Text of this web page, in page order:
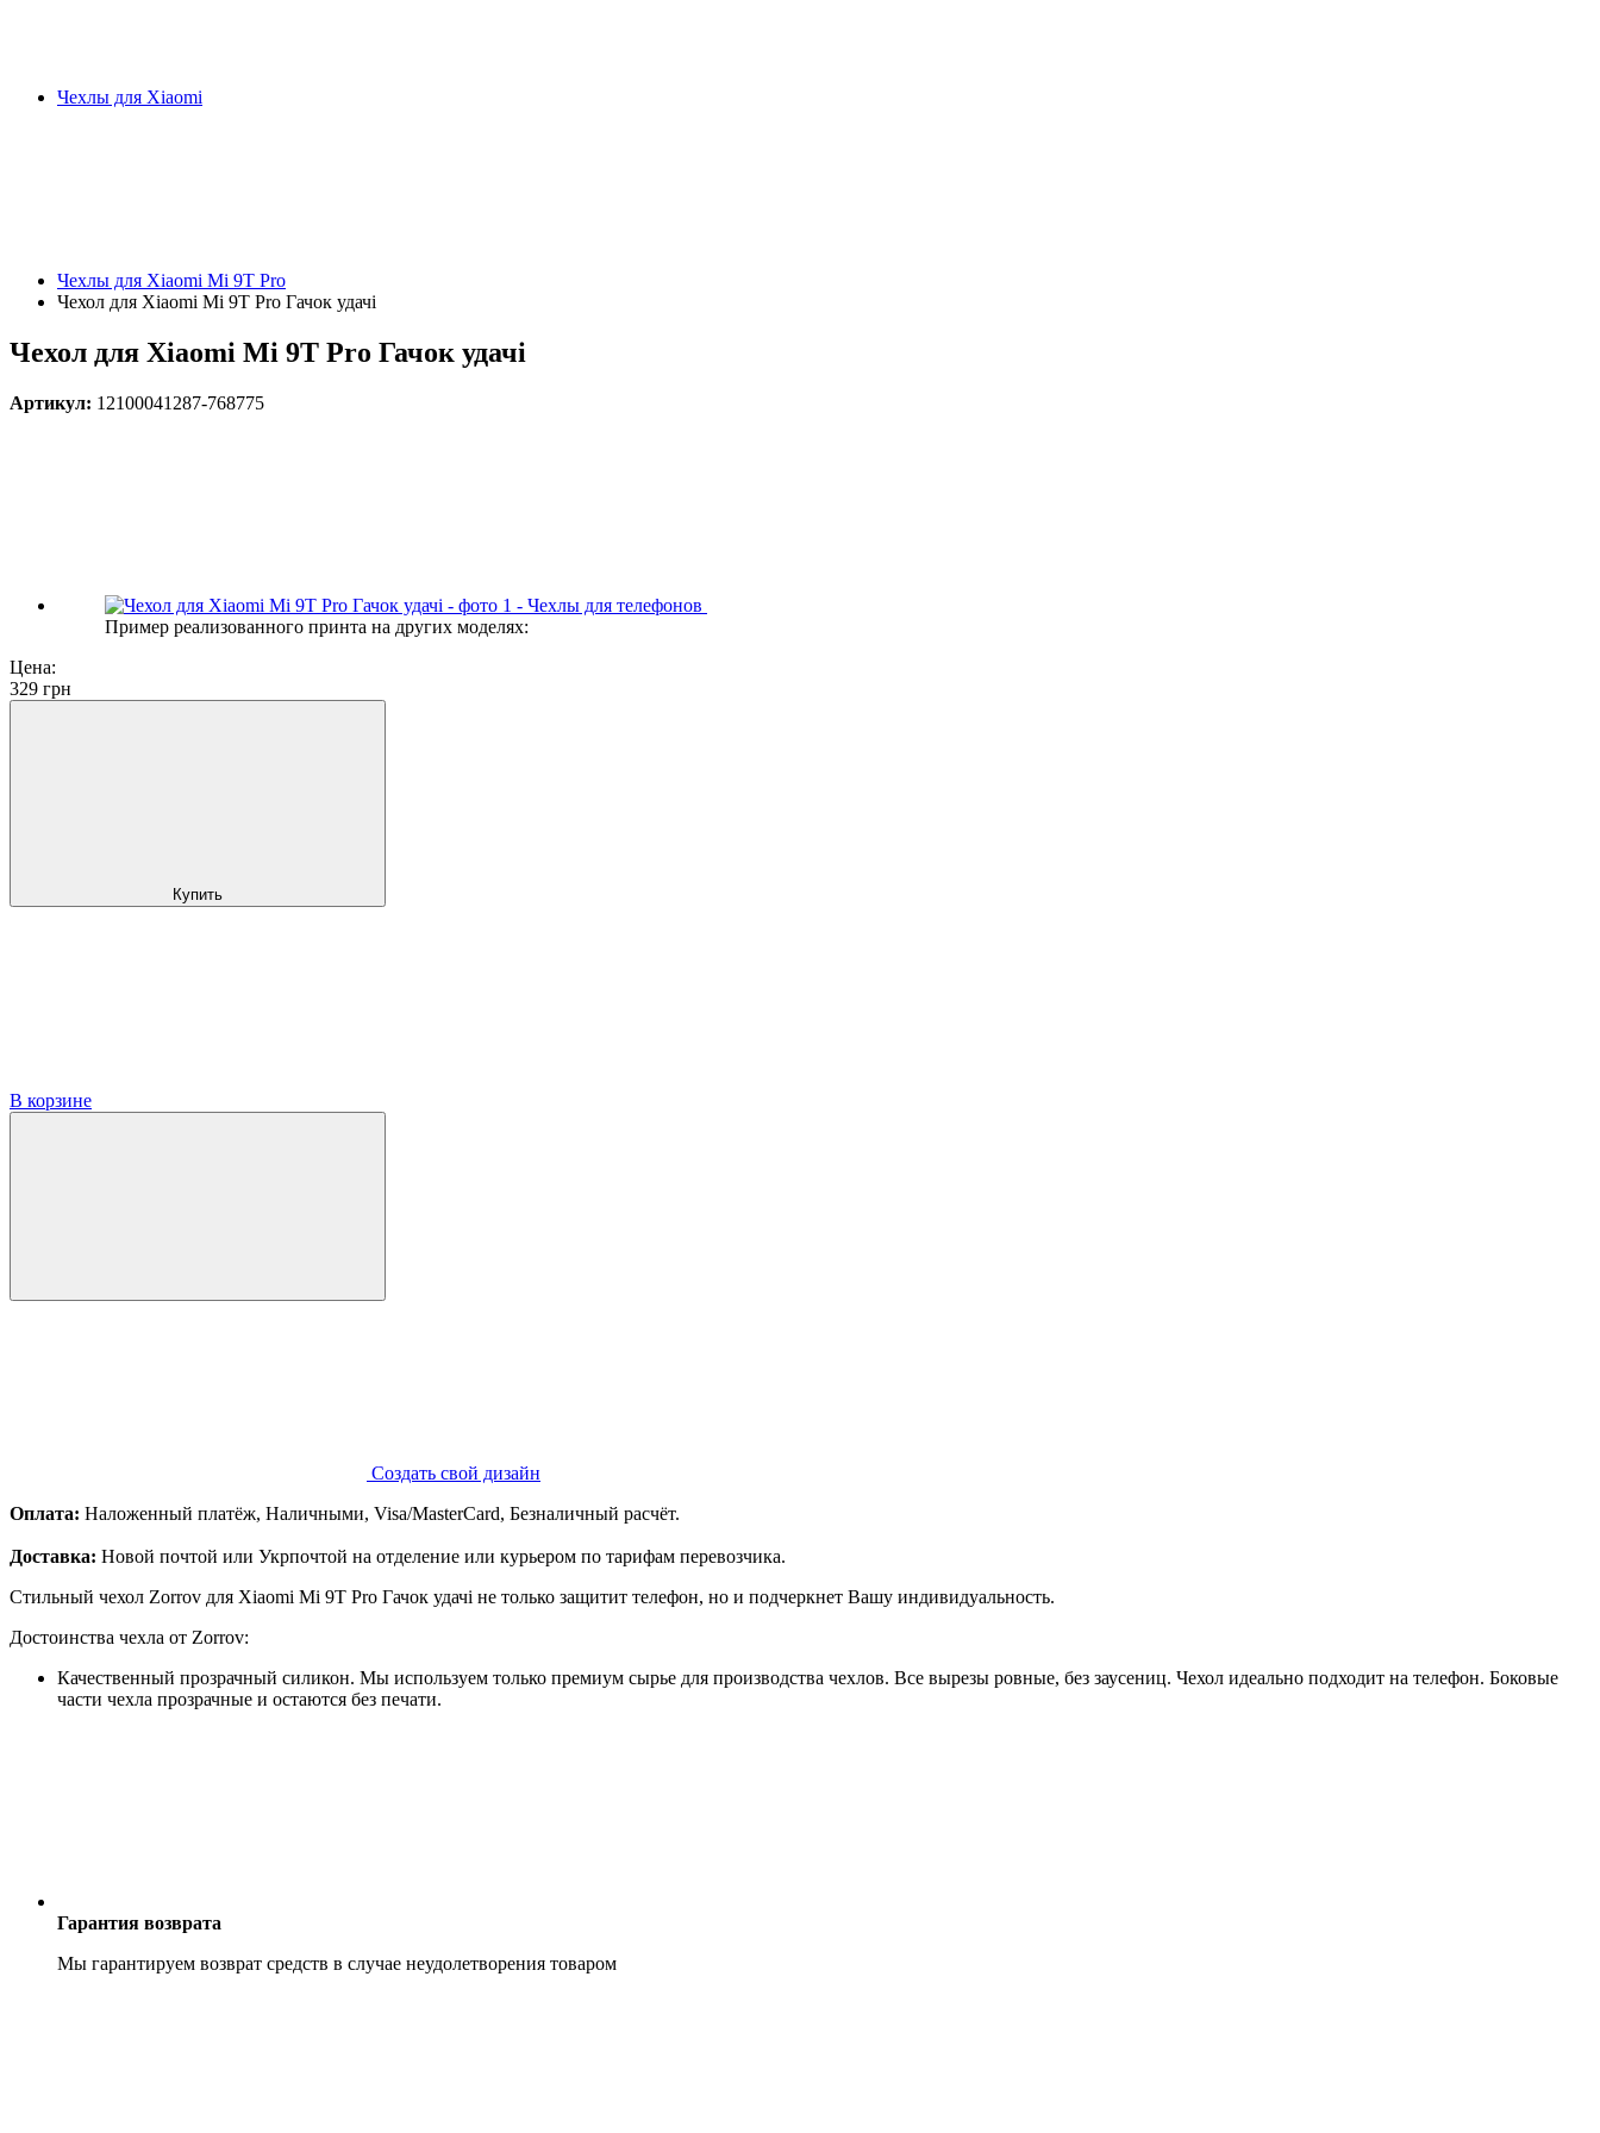
Чехлы для Xiaomi
Чехлы для Xiaomi Mi 9T Pro
Чехол для Xiaomi Mi 9T Pro Гачок удачі
Чехол для Xiaomi Mi 9T Pro Гачок удачі
Артикул: 12100041287-768775
Пример реализованного принта на других моделях:
Цена:
329 грн
Купить
В корзине
Создать свой дизайн
Оплата: Наложенный платёж, Наличными, Visa/MasterCard, Безналичный расчёт.
Доставка: Новой почтой или Укрпочтой на отделение или курьером по тарифам перевозчика.
Стильный чехол Zorrov для Xiaomi Mi 9T Pro Гачок удачі не только защитит телефон, но и подчеркнет Вашу индивидуальность.
Достоинства чехла от Zorrov:
Качественный прозрачный силикон. Мы используем только премиум сырье для производства чехлов. Все вырезы ровные, без заусениц. Чехол идеально подходит на телефон. Боковые
части чехла прозрачные и остаются без печати.
Гарантия возврата
Мы гарантируем возврат средств в случае неудолетворения товаром